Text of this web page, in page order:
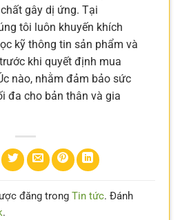
gây dị ứng. Tại
tôi luôn khuyến khích
kỹ thông tin sản phẩm và
khi quyết định mua
nào, nhằm đảm bảo sức
đa cho bản thân và gia
đăng trong Tin tức. Đánh
.